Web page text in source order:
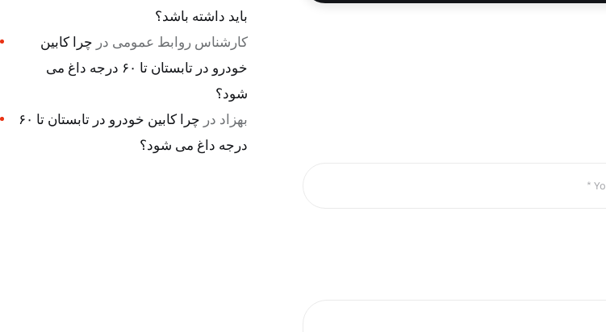
باید داشته باشد؟
کارشناس روابط عمومی در چرا کابین
خودرو در تابستان تا ۶۰ درجه داغ می
شود؟
بهزاد در
چرا کابین خودرو در تابستان تا ۶۰
درجه داغ می شود؟